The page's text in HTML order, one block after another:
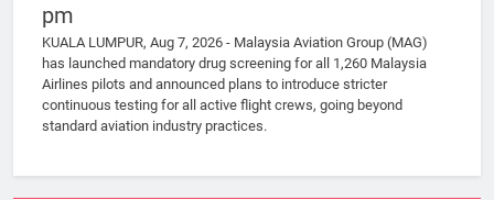
pm
KUALA LUMPUR, Aug 7, 2026 - Malaysia Aviation Group (MAG)
has launched mandatory drug screening for all 1,260 Malaysia
Airlines pilots and announced plans to introduce stricter
continuous testing for all active flight crews, going beyond
standard aviation industry practices.